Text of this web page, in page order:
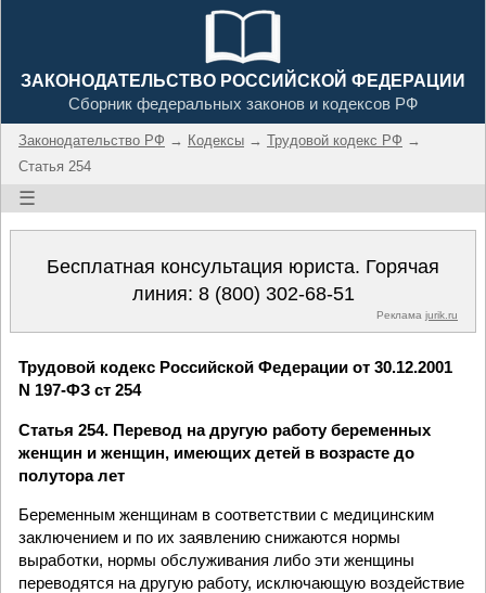
ЗАКОНОДАТЕЛЬСТВО РОССИЙСКОЙ ФЕДЕРАЦИИ
Сборник федеральных законов и кодексов РФ
Законодательство РФ → Кодексы → Трудовой кодекс РФ →
Статья 254
☰
Бесплатная консультация юриста. Горячая
линия: 8 (800) 302-68-51
Реклама jurik.ru
Трудовой кодекс Российской Федерации от 30.12.2001
N 197-ФЗ ст 254
Статья 254. Перевод на другую работу беременных
женщин и женщин, имеющих детей в возрасте до
полутора лет
Беременным женщинам в соответствии с медицинским
заключением и по их заявлению снижаются нормы
выработки, нормы обслуживания либо эти женщины
переводятся на другую работу, исключающую воздействие